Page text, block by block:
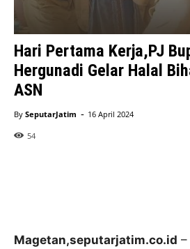
Hari Pertama Kerja,PJ
Hergunadi Gelar Halal
ASN
By SeputarJatim - 16 April 2024
54
Magetan,seputarjatim.co.id